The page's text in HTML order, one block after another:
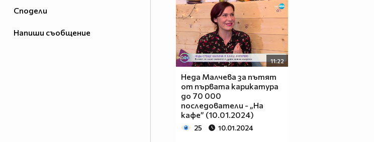
Сподели
Напиши съобщение
11:22
Неда Малчева за пътят
от първата карикатура
до 70 000
последователи - „На
кафе” (10.01.2024)
25 10.01.2024